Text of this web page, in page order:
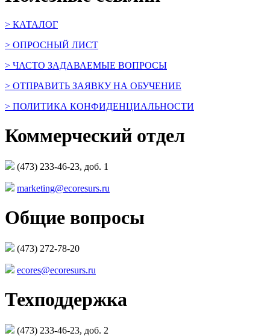
> КАТАЛОГ
> ОПРОСНЫЙ ЛИСТ
> ЧАСТО ЗАДАВАЕМЫЕ ВОПРОСЫ
> ОТПРАВИТЬ ЗАЯВКУ НА ОБУЧЕНИЕ
> ПОЛИТИКА КОНФИДЕНЦИАЛЬНОСТИ
Коммерческий отдел
(473) 233-46-23, доб. 1
marketing@ecoresurs.ru
Общие вопросы
(473) 272-78-20
ecores@ecoresurs.ru
Техподдержка
(473) 233-46-23, доб. 2